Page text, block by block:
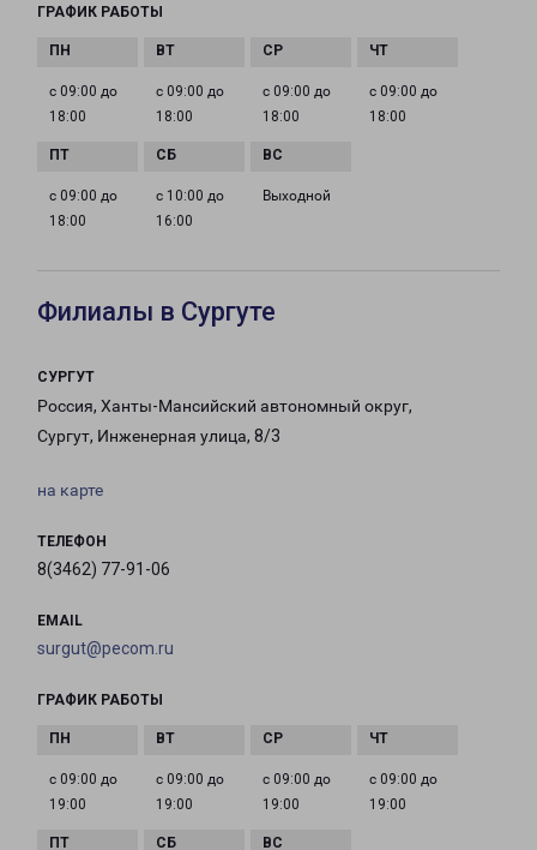
ГРАФИК РАБОТЫ
с 09:00 до
18:00
с 09:00 до
18:00
с 09:00 до
18:00
с 09:00 до
18:00
с 09:00 до
18:00
с 10:00 до
16:00
Выходной
Филиалы в Сургуте
СУРГУТ
Россия, Ханты-Мансийский автономный округ,
Сургут, Инженерная улица, 8/3
на карте
ТЕЛЕФОН
8(3462) 77-91-06
EMAIL
surgut@pecom.ru
ГРАФИК РАБОТЫ
с 09:00 до
19:00
с 09:00 до
19:00
с 09:00 до
19:00
с 09:00 до
19:00